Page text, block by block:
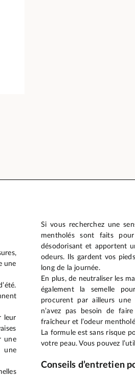
une
leur
une
une
Si vous recherchez une
mentholés sont faits
désodorisant et apportent
odeurs. Ils gardent vos
long de la journée.
En plus, de neutraliser les
également la semelle
procurent par ailleurs une
n’avez pas besoin de
fraîcheur et l’odeur
La formule est sans risque
votre peau. Vous pouvez
Conseils d’entretien